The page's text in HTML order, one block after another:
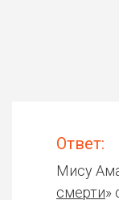
Ответ:
Мису
смерти»